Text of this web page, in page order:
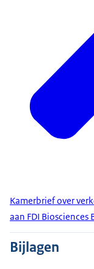
Kamerbrief over
aan FDI Biosciences
Bijlagen